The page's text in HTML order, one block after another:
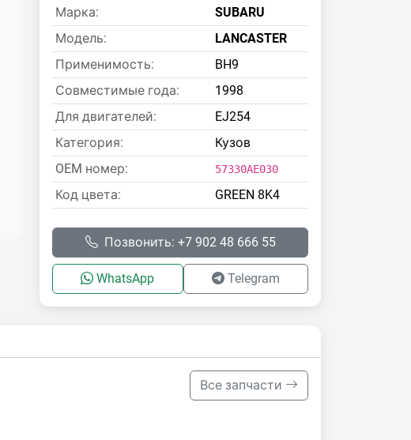
Марка:
SUBARU
Модель:
LANCASTER
Применимость:
BH9
Совместимые года:
1998
Для двигателей:
EJ254
Категория:
Кузов
OEM номер:
57330AE030
Код цвета: GREEN 8K4
Позвонить: +7 902 48 666 55
WhatsApp Telegram
Все запчасти